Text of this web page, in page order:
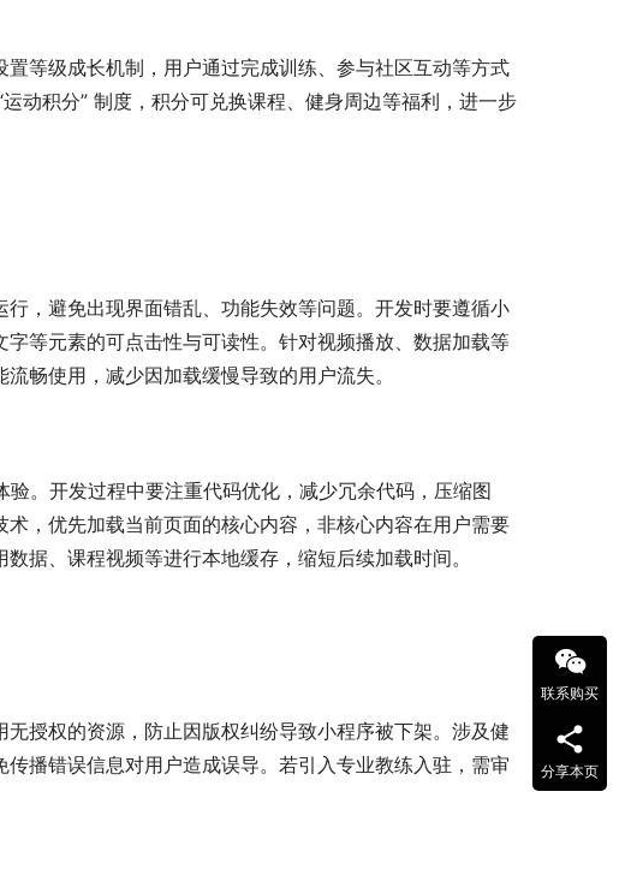
等级成长机制，用户通过完成训练、参与社区互动等方式
动积分” 制度，积分可兑换课程、健身周边等福利，进一步
，避免出现界面错乱、功能失效等问题。开发时要遵循小
等元素的可点击性与可读性。针对视频播放、数据加载等
畅使用，减少因加载缓慢导致的用户流失。
。开发过程中要注重代码优化，减少冗余代码，压缩图
，优先加载当前页面的核心内容，非核心内容在用户需要
据、课程视频等进行本地缓存，缩短后续加载时间。
授权的资源，防止因版权纠纷导致小程序被下架。涉及健
播错误信息对用户造成误导。若引入专业教练入驻，需审
联系购买
分享本页